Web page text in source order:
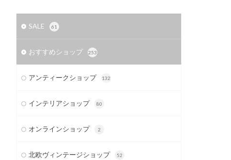
SALE 61
おすすめショップ 253
アンティークショップ 132
インテリアショップ 80
オンラインショップ 2
北欧ヴィンテージショップ 52